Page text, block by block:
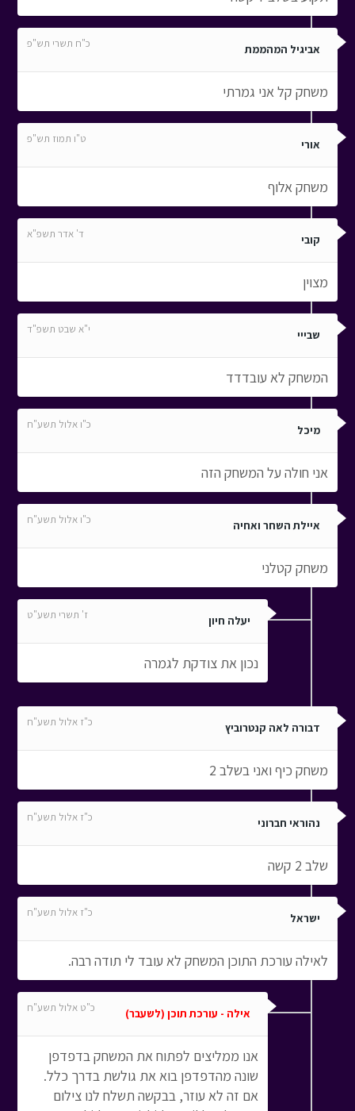
אביגיל המהממת כ"ח תשרי תש"פ
משחק קל אני גמרתי
אורי ט"ו תמוז תש"פ
משחק אלוף
קובי ד' אדר תשפ"א
מצוין
שבייי י"א שבט תשפ"ד
המשחק לא עובדדד
מיכל כ"ו אלול תשע"ח
אני חולה על המשחק הזה
איילת השחר ואחיה כ"ו אלול תשע"ח
משחק קטלני
יעלה חיון ז' תשרי תשע"ט
נכון את צודקת לגמרה
דבורה לאה קנטרוביץ כ"ז אלול תשע"ח
משחק כיף ואני בשלב 2
נהוראי חברוני כ"ז אלול תשע"ח
שלב 2 קשה
ישראל כ"ז אלול תשע"ח
לאילה עורכת התוכן המשחק לא עובד לי תודה רבה.
אילה - עורכת תוכן (לשעבר) כ"ט אלול תשע"ח
אנו ממליצים לפתוח את המשחק בדפדפן
שונה מהדפדפן בוא את גולשת בדרך כלל.
אם זה לא עוזר, בבקשה תשלח לנו צילום